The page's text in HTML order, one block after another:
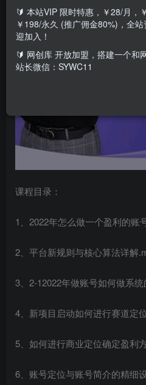
课程目录：
1、2022年怎么做一个盈利的账
2、平台新规则与核心算法详解
3、2-12022年做账号如何做系
4、新项目启动如何进行赛道定
5、如何进行商业定位确定盈利
6、账号定位与账号简介的精细
🔰 本站VIP 限时特惠，￥28/月，
￥198/永久 (推广佣金80%)，全
迎加入！
🔰 网创库 开放加盟，搭建一个和
站长微信：SYWC11